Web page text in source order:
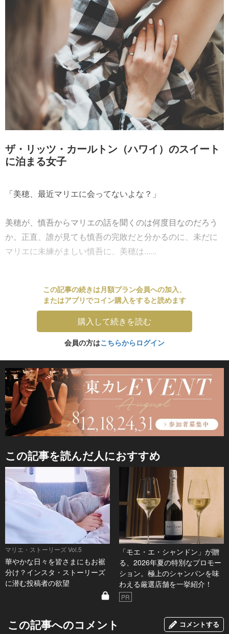
ザ・リッツ・カールトン（ハワイ）のスイート
に泊まる女子
「美穂、最近マリエに会ってないよな？」
美穂が、慎吾からマリエの話を聞くのは何度目なのだろう
か。正直、誰が見ても慎吾の完敗だと分かるのに、未だに
マリエに未練がましい慎吾に、美穂は......
この記事の続きは月額プラン会員への加入、
またはアプリでコイン購入をすると読めます
購入して続きを読む
会員の方はこちらからログイン
この記事を読んだ人におすすめ
マリエ・ストーリーズ Vol.5
華やかな日々を皆さまにもお裾
分け？インスタ・ストーリーズ
に潜む投稿者の欲望
「モエ・エ・シャンドン」が贈
る、2026年夏の特別なプロモー
ション。極上のシャンパンを味
わえる厳選店舗を一挙紹介！
PR
この記事へのコメント コメントする